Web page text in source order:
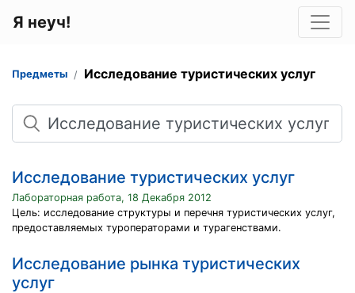
Я неуч!
Предметы Исследование туристических услуг
Поиск
Исследование туристических услуг
Лабораторная работа, 18 Декабря 2012
Цель: исследование структуры и перечня туристических услуг,
предоставляемых туроператорами и турагенствами.
Исследование рынка туристических
услуг